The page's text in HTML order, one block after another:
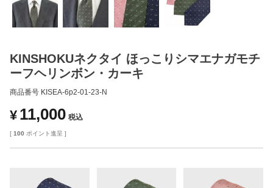
KINSHOKUネクタイ ほっこりシマエナガモチ
ーフヘリンボン・カーキ
商品番号 KISEA-6p2-01-23-N
¥ 11,000 税込
[ 100 ポイント進呈 ]